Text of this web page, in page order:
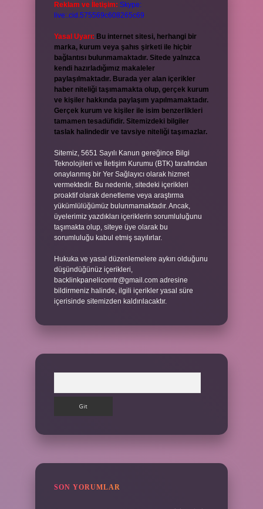
Reklam ve İletişim: Skype:
live:.cid.575569c608265c69
Yasal Uyarı: Bu internet sitesi, herhangi bir
marka, kurum veya şahıs şirketi ile hiçbir
bağlantısı bulunmamaktadır. Sitede yalnızca
kendi hazırladığımız makaleler
paylaşılmaktadır. Burada yer alan içerikler
haber niteliği taşımamakta olup, gerçek kurum
ve kişiler hakkında paylaşım yapılmamaktadır.
Gerçek kurum ve kişiler ile isim benzerlikleri
tamamen tesadüfidir. Sitemizdeki bilgiler
taslak halindedir ve tavsiye niteliği taşımazlar.
Sitemiz, 5651 Sayılı Kanun gereğince Bilgi
Teknolojileri ve İletişim Kurumu (BTK) tarafından
onaylanmış bir Yer Sağlayıcı olarak hizmet
vermektedir. Bu nedenle, sitedeki içerikleri
proaktif olarak denetleme veya araştırma
yükümlülüğümüz bulunmamaktadır. Ancak,
üyelerimiz yazdıkları içeriklerin sorumluluğunu
taşımakta olup, siteye üye olarak bu
sorumluluğu kabul etmiş sayılırlar.
Hukuka ve yasal düzenlemelere aykırı olduğunu
düşündüğünüz içerikleri,
backlinkpanelicomtr@gmail.com adresine
bildirmeniz halinde, ilgili içerikler yasal süre
içerisinde sitemizden kaldırılacaktır.
SON YORUMLAR